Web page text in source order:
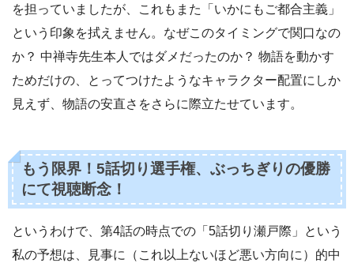
を担っていましたが、これもまた「いかにもご都合主義」
という印象を拭えません。なぜこのタイミングで関口なの
か？ 中禅寺先生本人ではダメだったのか？ 物語を動かす
ためだけの、とってつけたようなキャラクター配置にしか
見えず、物語の安直さをさらに際立たせています。
もう限界！5話切り選手権、ぶっちぎりの優勝
にて視聴断念！
というわけで、第4話の時点での「5話切り瀬戸際」という
私の予想は、見事に（これ以上ないほど悪い方向に）的中